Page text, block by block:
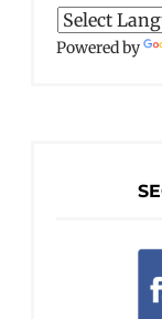
Powered by